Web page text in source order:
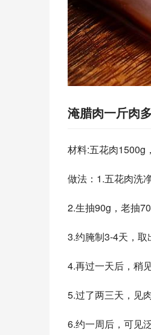
淹腊肉一斤肉
材料:五花肉1500g
做法：1.五花肉洗
2.生抽90g，老抽
3.约腌制3-4天，取
4.再过一天后，稍见
5.过了两三天，见
6.约一周后，可见